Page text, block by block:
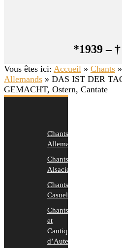
*1939 –
Vous êtes ici: Accueil » Chants »
Allemands » DAS IST DER
GEMACHT, Ostern, Cantate
Chants
Allemands
Chants
Alsaciens
Chants
Casuels
Chants
et
Cantiques
d’Auteurs